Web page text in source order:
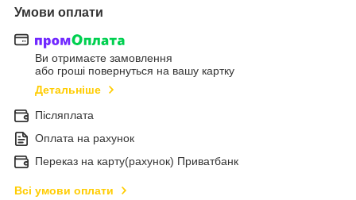
Умови оплати
Ви отримаєте замовлення
або гроші повернуться на вашу картку
Детальніше
Післяплата
Оплата на рахунок
Переказ на карту(рахунок) Приватбанк
Всі умови оплати